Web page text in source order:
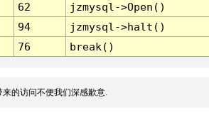
62
jzmysql->Open()
94
jzmysql->halt()
76 break()
的访问不便我们深感歉意.